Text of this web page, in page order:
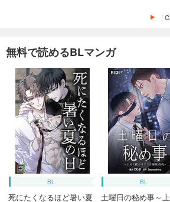
「
無料で読めるBLマンガ
BL
死にたくなるほど暑い夏
BL
土曜日の秘め事～